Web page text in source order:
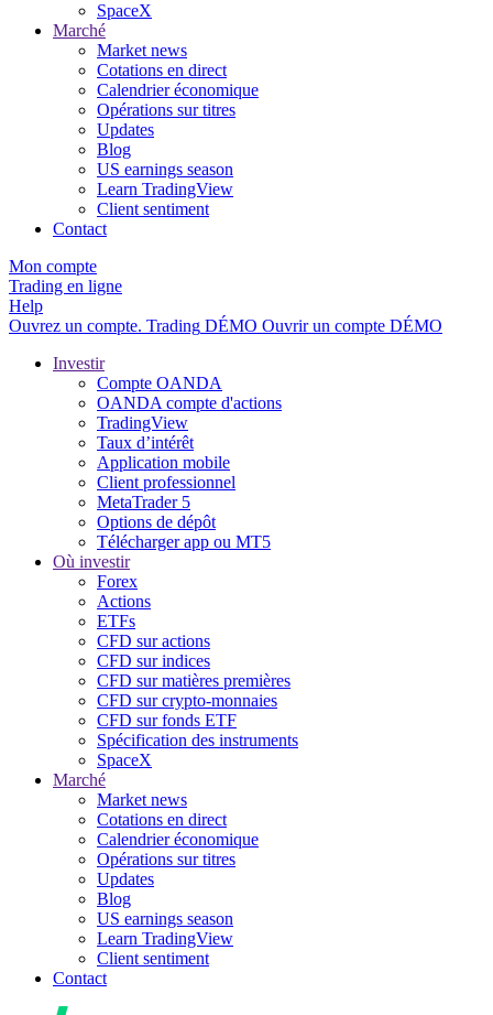
SpaceX
Marché
Market news
Cotations en direct
Calendrier économique
Opérations sur titres
Updates
Blog
US earnings season
Learn TradingView
Client sentiment
Contact
Mon compte
Trading en ligne
Help
Ouvrez un compte. Trading DÉMO Ouvrir un compte DÉMO
Investir
Compte OANDA
OANDA compte d'actions
TradingView
Taux d’intérêt
Application mobile
Client professionnel
MetaTrader 5
Options de dépôt
Télécharger app ou MT5
Où investir
Forex
Actions
ETFs
CFD sur actions
CFD sur indices
CFD sur matières premières
CFD sur crypto-monnaies
CFD sur fonds ETF
Spécification des instruments
SpaceX
Marché
Market news
Cotations en direct
Calendrier économique
Opérations sur titres
Updates
Blog
US earnings season
Learn TradingView
Client sentiment
Contact